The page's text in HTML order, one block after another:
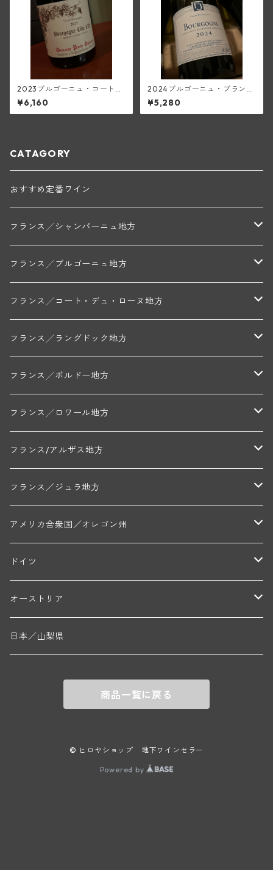
2023ブルゴーニュ・コート・
ドール・ピノ・ノワール(ピエ
ール・ギユモ)
¥6,160
2024ブルゴーニュ・ブラン
(フランソワーズ・ジャニアー
ル)
¥5,280
CATAGORY
おすすめ定番ワイン
フランス╱シャンパーニュ地方
モンターニュ・ド・ランス
トリシェ・ディディエ
コート・デ・ブラン
ミッシェル・ジュネ
フランス╱ブルゴーニュ地方
シャブリ地区
プティ・ポンティニィ(シャブリ)
アラン・マティアス(トネロワ)
コート・ド・ニュイ地区
クロード・デュガ(ジュヴレ・シャンベルタン)
セラファン・ペール・エ・フィス(ジュヴレ・シャンベルタン)
エマニュエル・ルジェ(フラジェ・エシェゾー)
ニコラ・ルジェ(フラジェ・エシェゾー)
ドニ・モルテ(ジュヴレ・シャンベルタン)
コート・ド・ボーヌ地区
フランソワーズ・ジャニアール(ペルナン・ヴェルジュレス)
マルキ・ダンジェルヴィル(ヴォルネー)
ドニ・ペール・エ・フィス(ペルナン・ヴェルジュレス)
コント・ラフォン(ムルソー)
フランソワ・ミクルスキ(ムルソー)
コート・シャロネーズ地区
ロワイエ(コート・デュ・クーショワ)
A&Pド・ヴィレーヌ(ブーズロン)
マコネ地区
マンシア・ポンセ(シャントレ)
ボージョレ地区
フランク・ジュイヤール(ジュリエナ)
ギイ・ブルトン(モルゴン)
フランス╱コート・デュ・ローヌ地方
北部地区
ジャン・ルイ・シャーヴ(エルミタージュ)
ジャン・ルイ・シャーヴ・セレクション(エルミタージュ)
南部地区
ル・ヴュー・ドンジョン(シャトーヌフ・デュ・パプ)
シャトー・ライヤ(シャトーヌフ・デュ・パプ)
フランス╱ラングドック地方
コトー・デュ・ラングドック地区
ド・ロルチュ(ヴァルフローネ)
ヴァン・ド・ペイ・ド・レロー
ムーラン・ド・ガサック
フランス╱ボルドー地方
アントル・ドゥー・メール地区
シャトー・レストリーユ
メドック地区
シャトー・ル・タンプル
フランス╱ロワール地方
ペイ・ナンテ地区
デ・オー・ペミオン(ムスカデ)
サントル・ニヴェルネ地区
ディディエ・ダグノー(プイィ・フュメ)
レジス・ミネ(プイィ・フュメ)
トゥーレーヌ地区
ド・ラ・ノブレ(シノン)
フランス/アルザス地方
ロリー・ガスマン
フランス／ジュラ地方
アルボワ
ペリカン
アメリカ合衆国／オレゴン州
ウィラメット・ヴァレー
ニコラ・ジェイ
ドイツ
ラインガウ
ゲオルグ・ブロイヤー
フランケン
オーストリア
テルメンレギオン
セップ・モーザ―
カンプタール
日本／山梨県
商品一覧に戻る
© ヒロヤショップ 地下ワインセラー
Powered by